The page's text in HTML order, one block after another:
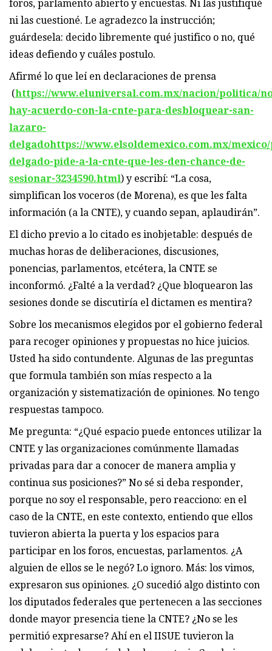
foros, parlamento abierto y encuestas. Ni las justifiqué
ni las cuestioné. Le agradezco la instrucción;
guárdesela: decido libremente qué justifico o no, qué
ideas defiendo y cuáles postulo.
Afirmé lo que leí en declaraciones de prensa
(https://www.eluniversal.com.mx/nacion/politica/
hay-acuerdo-con-la-cnte-para-desbloquear-san-
lazaro-
delgadohttps://www.elsoldemexico.com.mx/
delgado-pide-a-la-cnte-que-les-den-chance-de-
sesionar-3234590.html) y escribí: “La cosa,
simplifican los voceros (de Morena), es que les falta
información (a la CNTE), y cuando sepan, aplaudirán”.
El dicho previo a lo citado es inobjetable: después de
muchas horas de deliberaciones, discusiones,
ponencias, parlamentos, etcétera, la CNTE se
inconformó. ¿Falté a la verdad? ¿Que bloquearon las
sesiones donde se discutiría el dictamen es mentira?
Sobre los mecanismos elegidos por el gobierno federal
para recoger opiniones y propuestas no hice juicios.
Usted ha sido contundente. Algunas de las preguntas
que formula también son mías respecto a la
organización y sistematización de opiniones. No tengo
respuestas tampoco.
Me pregunta: “¿Qué espacio puede entonces utilizar la
CNTE y las organizaciones comúnmente llamadas
privadas para dar a conocer de manera amplia y
continua sus posiciones?” No sé si deba responder,
porque no soy el responsable, pero reacciono: en el
caso de la CNTE, en este contexto, entiendo que ellos
tuvieron abierta la puerta y los espacios para
participar en los foros, encuestas, parlamentos. ¿A
alguien de ellos se le negó? Lo ignoro. Más: los vimos,
expresaron sus opiniones. ¿O sucedió algo distinto con
los diputados federales que pertenecen a las secciones
donde mayor presencia tiene la CNTE? ¿No se les
permitió expresarse? Ahí en el IISUE tuvieron la